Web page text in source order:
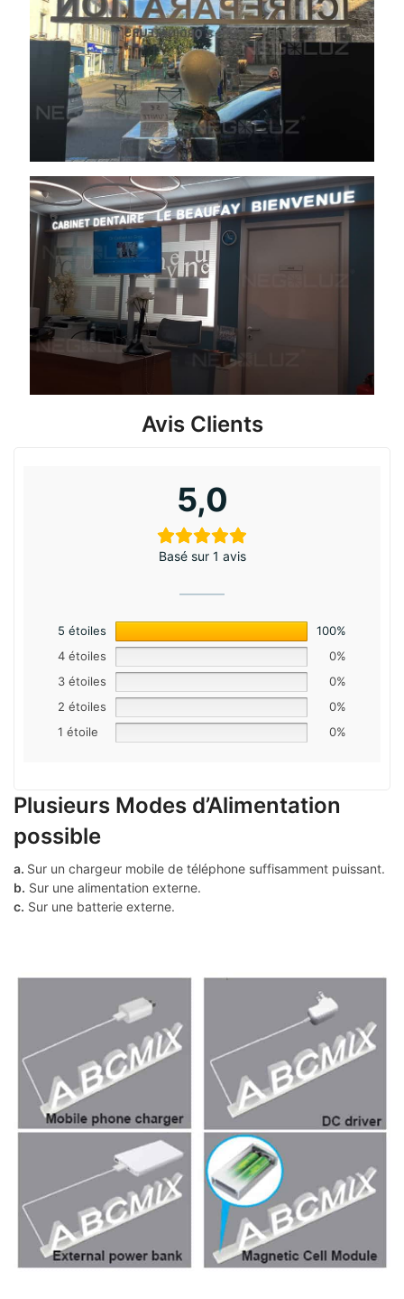
Avis Clients
5,0
Basé sur 1 avis
5 étoiles
100%
4 étoiles
0%
3 étoiles
0%
2 étoiles
0%
1 étoile
0%
Plusieurs Modes d’Alimentation
possible
a. Sur un chargeur mobile de téléphone suffisamment puissant.
b. Sur une alimentation externe.
c. Sur une batterie externe.